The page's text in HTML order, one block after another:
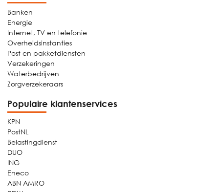
Banken
Energie
Internet, TV en telefonie
Overheidsinstanties
Post en pakketdiensten
Verzekeringen
Waterbedrijven
Zorgverzekeraars
Populaire klantenservices
KPN
PostNL
Belastingdienst
DUO
ING
Eneco
ABN AMRO